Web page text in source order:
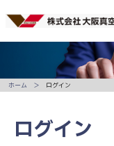
ログイン
ホーム ログイン